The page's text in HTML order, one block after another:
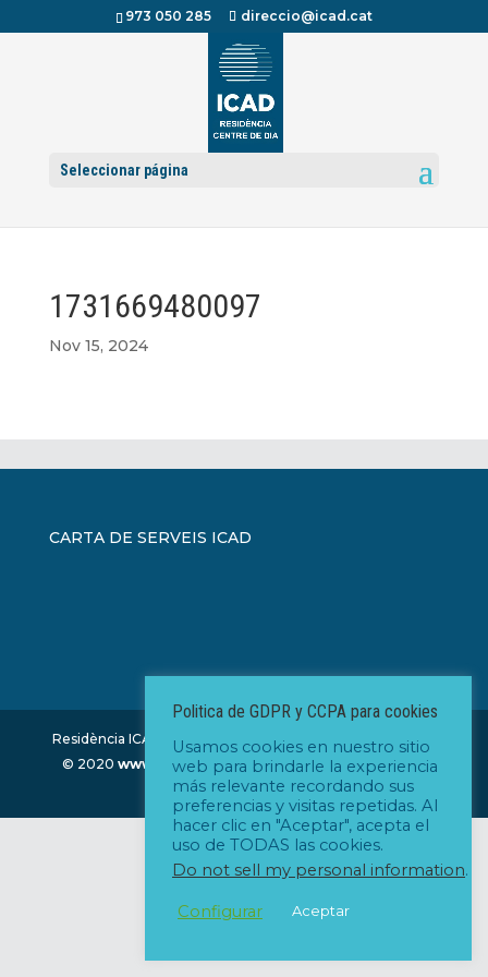
973 050 285 direccio@icad.cat
Seleccionar página
1731669480097
Nov 15, 2024
CARTA DE SERVEIS ICAD
Residència ICAD - Institut Catalá d'Assisténcia Domiciliária
© 2020www.icad.cat| Diseño y desarrollo:www.xm-
company.com
Politica de GDPR y CCPA para cookies
Usamos cookies en nuestro sitio
web para brindarle la experiencia
más relevante recordando sus
preferencias y visitas repetidas. Al
hacer clic en "Aceptar", acepta el
uso de TODAS las cookies.
Do not sell my personal information.
Configurar Aceptar